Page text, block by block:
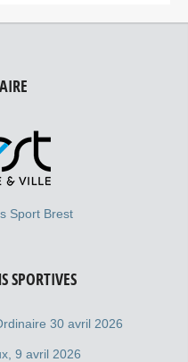
Sport Brest
SPORTIVES
30 avril 2026
9 avril 2026